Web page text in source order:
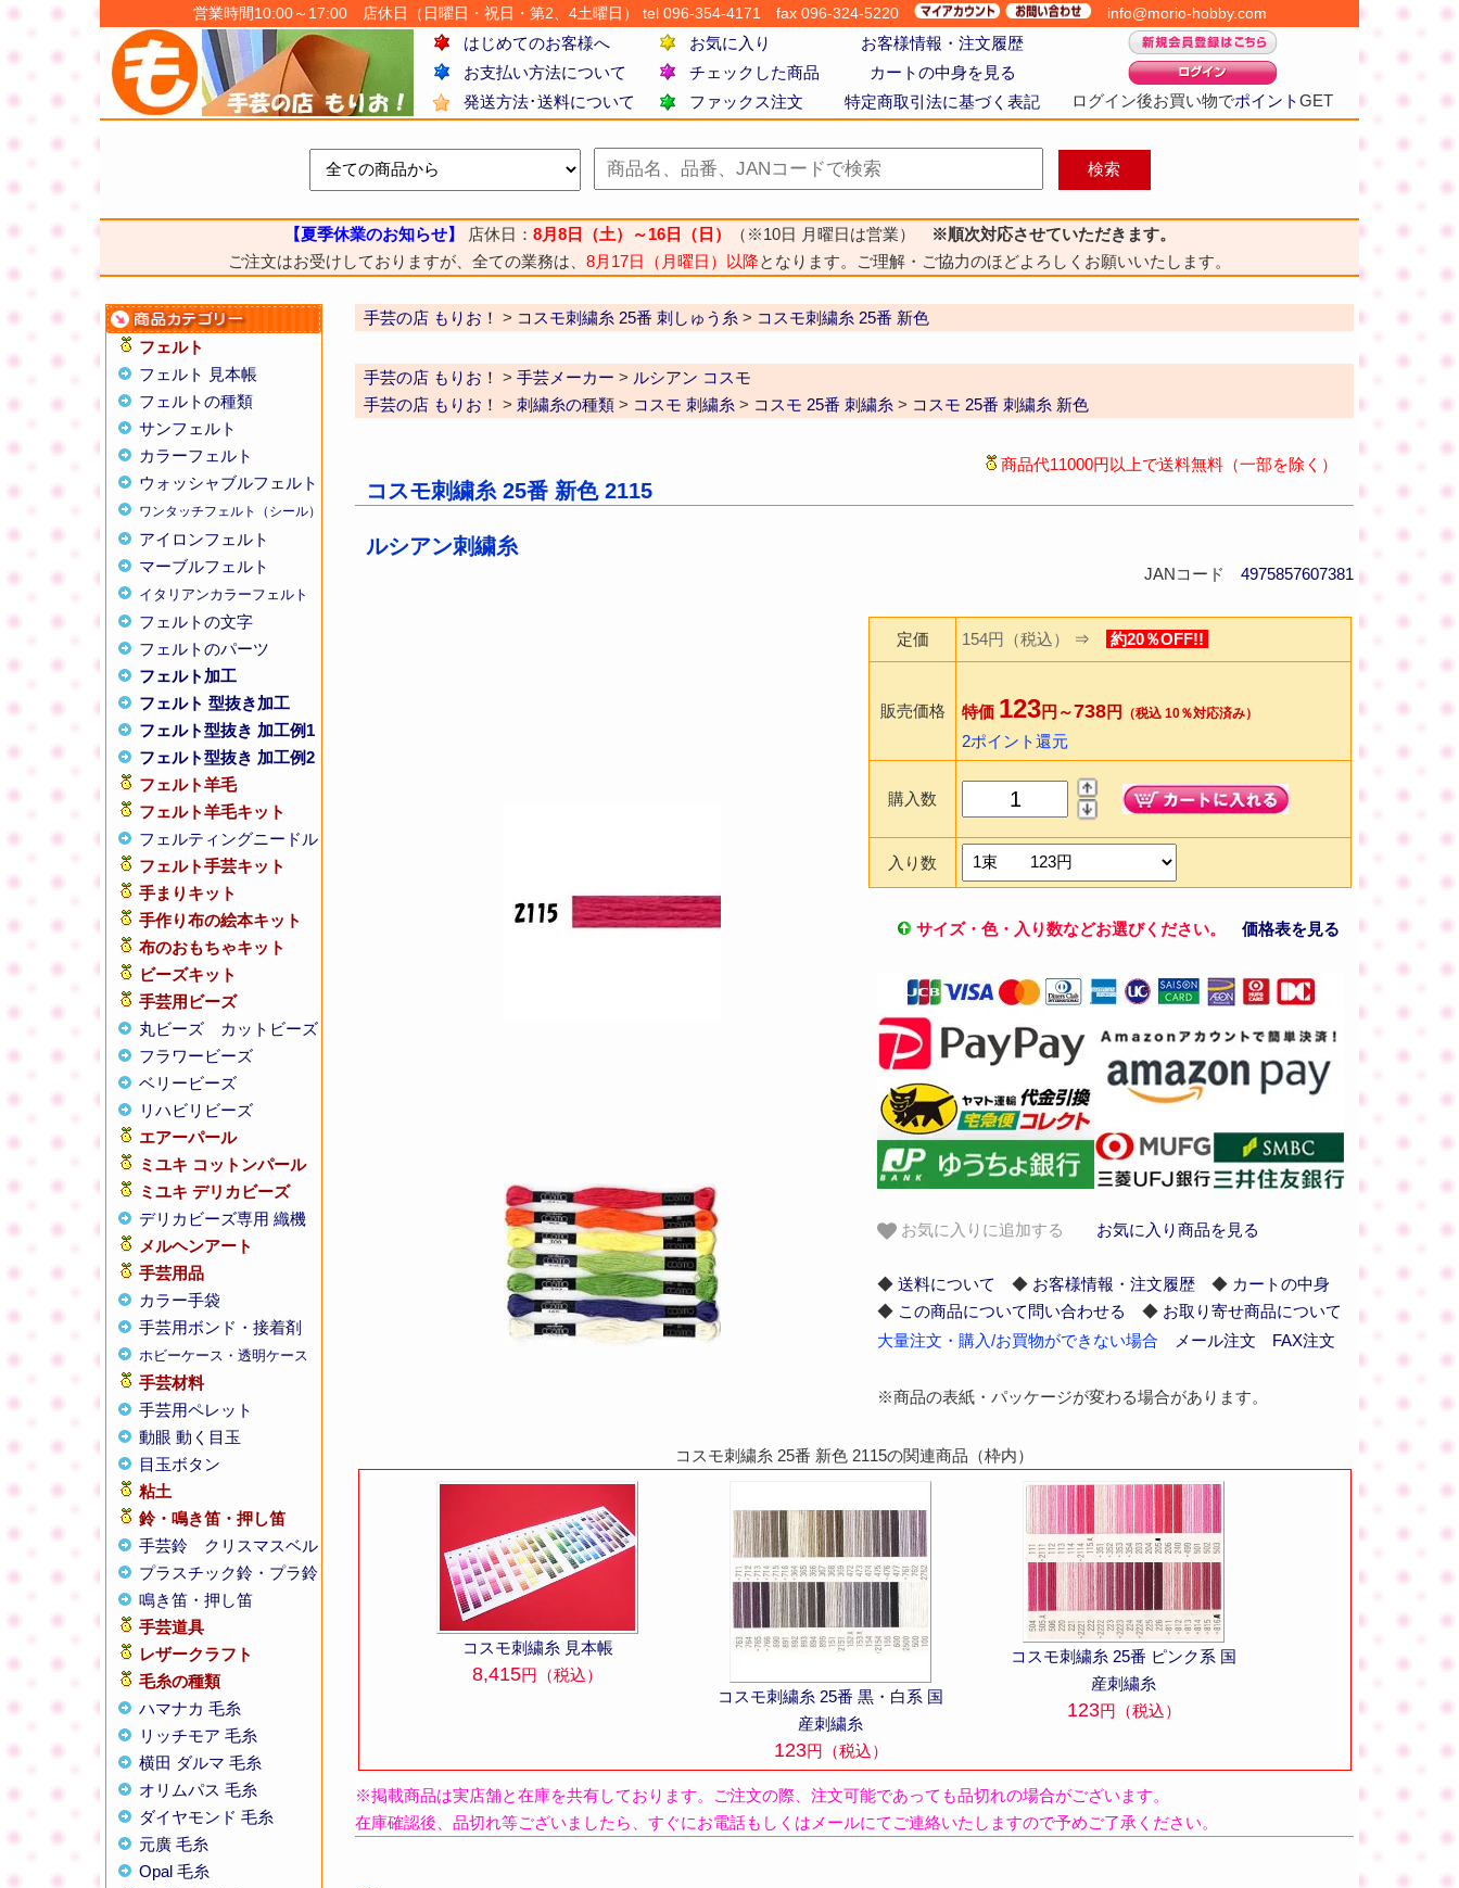
営業時間10:00～17:00 店休日（日曜日・祝日・第2、4土曜日） tel 096-354-4171 fax 096-324-5220 info@morio-hobby.com
はじめてのお客様へ お気に入り お客様情報・注文履歴
ログイン後お買い物でポイントGET
お支払い方法について チェックした商品
カートの中身を見る
発送方法･送料について
ファックス注文 特定商取引法に基づく表記
【夏季休業のお知らせ】 店休日： 8月8日（土）～16日（日） （※10日 月曜日は営業）
※順次対応させていただきます。
ご注文はお受けしておりますが、全ての業務は、 8月17日（月曜日）以降となります。ご理解・ご協力のほどよろしくお願いいたします。
フェルト
フェルト 見本帳
フェルトの種類
サンフェルト
カラーフェルト
ウォッシャブルフェルト
ワンタッチフェルト（シール）
アイロンフェルト
マーブルフェルト
イタリアンカラーフェルト
フェルトの文字
フェルトのパーツ
フェルト加工
フェルト 型抜き加工
フェルト型抜き 加工例1
フェルト型抜き 加工例2
フェルト羊毛
フェルト羊毛キット
フェルティングニードル
フェルト手芸キット
手まりキット
手作り布の絵本キット
布のおもちゃキット
ビーズキット
手芸用ビーズ
丸ビーズ
カットビーズ
フラワービーズ
ベリービーズ
リハビリビーズ
エアーパール
ミユキ コットンパール
ミユキ デリカビーズ
デリカビーズ専用 織機
メルヘンアート
手芸用品
カラー手袋
手芸用ボンド・接着剤
ホビーケース・透明ケース
手芸材料
手芸用ペレット
動眼 動く目玉
目玉ボタン
粘土
鈴・鳴き笛・押し笛
手芸鈴
クリスマスベル
プラスチック鈴・プラ鈴
鳴き笛・押し笛
手芸道具
レザークラフト
毛糸の種類
ハマナカ 毛糸
リッチモア 毛糸
横田 ダルマ 毛糸
オリムパス 毛糸
ダイヤモンド 毛糸
元廣 毛糸
Opal 毛糸
手芸の店 もりお！ > コスモ刺繍糸 25番 刺しゅう糸 > コスモ刺繍糸 25番 新色
手芸の店 もりお！ > 手芸メーカー > ルシアン コスモ
手芸の店 もりお！ > 刺繍糸の種類 > コスモ 刺繍糸 > コスモ 25番 刺繍糸 > コスモ 25番 刺繍糸 新色
商品代11000円以上で送料無料（一部を除く）
コスモ刺繍糸 25番 新色 2115
ルシアン刺繍糸
JANコード 4975857607381
定価 154円（税込） ⇒ 約20％OFF!!
販売価格 特価 123円～738円 （税込 10％対応済み）
2ポイント還元
購入数
入り数
サイズ・色・入り数などお選びください。 価格表を見る
お気に入りに追加する お気に入り商品を見る
◆ 送料について ◆ お客様情報・注文履歴◆ カートの中身
◆ この商品について問い合わせる ◆ お取り寄せ商品について
大量注文・購入/お買物ができない場合
メール注文 FAX注文
※商品の表紙・パッケージが変わる場合があります。
コスモ刺繍糸 25番 新色 2115の関連商品（枠内）
コスモ刺繍糸 見本帳
8,415円（税込）
コスモ刺繍糸 25番 黒・白系 国
産刺繍糸
123円（税込）
コスモ刺繍糸 25番 ピンク系 国
産刺繍糸
123円（税込）
※掲載商品は実店舗と在庫を共有しております。ご注文の際、注文可能であっても品切れの場合がございます。
在庫確認後、品切れ等ございましたら、すぐにお電話もしくはメールにてご連絡いたしますので予めご了承ください。